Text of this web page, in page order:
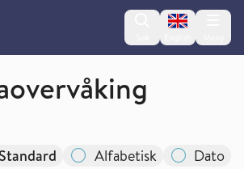
Change
Standard Alfabetisk Dato